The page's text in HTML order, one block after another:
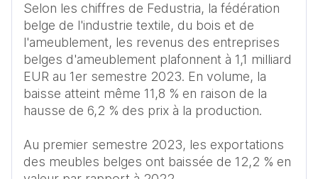
Selon les chiffres de Fedustria, la fédération
belge de l'industrie textile, du bois et de
l'ameublement, les revenus des entreprises
belges d'ameublement plafonnent à 1,1 milliard
EUR au 1er semestre 2023. En volume, la
baisse atteint même 11,8 % en raison de la
hausse de 6,2 % des prix à la production.
Au premier semestre 2023, les exportations
des meubles belges ont baissée de 12,2 % en